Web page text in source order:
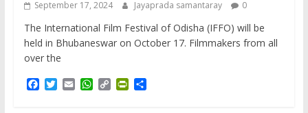
September 17, 2024 Jayaprada samantaray 0
The International Film Festival of Odisha (IFFO) will be
held in Bhubaneswar on October 17. Filmmakers from all
over the
F
T
E
W C
P
S